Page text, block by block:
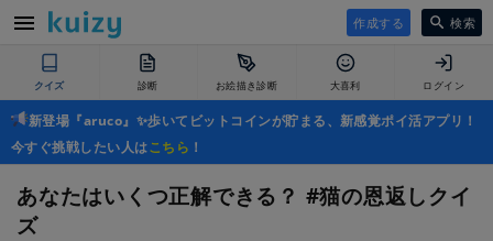
作成する 検索
クイズ 診断 お絵描き診断 大喜利 ログイン
新登場『aruco』✨歩いてビットコインが貯まる、新感覚ポイ活アプリ！
今すぐ挑戦したい人はこちら ！
あなたはいくつ正解できる？ #猫の恩返しクイ
ズ